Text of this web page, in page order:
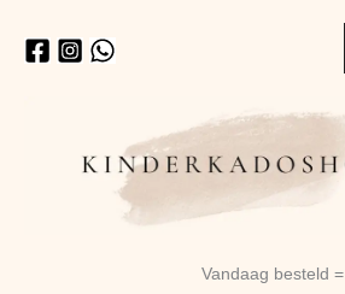
naar
Vandaag besteld =